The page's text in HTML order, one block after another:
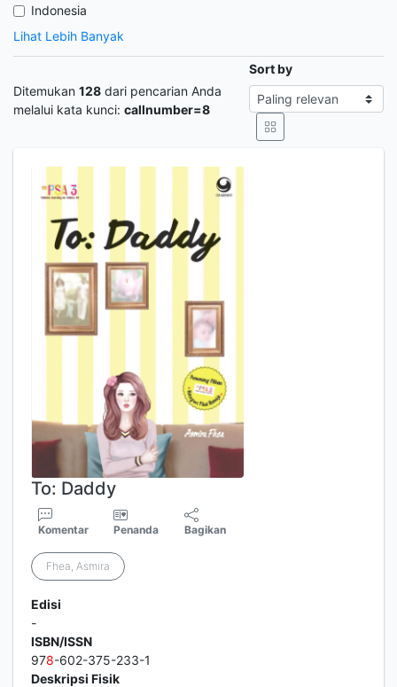
Indonesia
Lihat Lebih Banyak
Ditemukan 128 dari pencarian Anda
melalui kata kunci: callnumber=8
Sort by
To: Daddy
Komentar Penanda Bagikan
Fhea, Asmira
Edisi
-
ISBN/ISSN
978-602-375-233-1
Deskripsi Fisik